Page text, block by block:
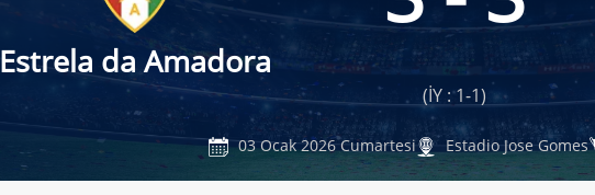
Estrela da Amadora
(İY : 1-1)
03 Ocak 2026 Cumartesi Estadio Jose Gomes